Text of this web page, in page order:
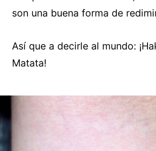
son una buena forma de
Así que a decirle al mundo:
Matata!